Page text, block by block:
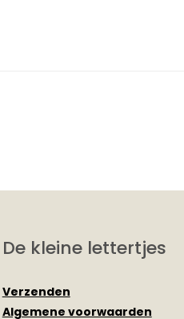
De kleine lettertjes
Verzenden
Algemene voorwaarden